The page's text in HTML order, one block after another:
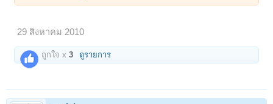
29 สิงหาคม 2010
ถูกใจ x3 ดูรายการ